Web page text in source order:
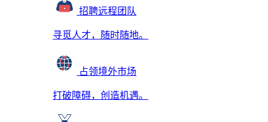
招聘远程团队
寻觅人才，随时随地。
占领境外市场
打破障碍，创造机遇。